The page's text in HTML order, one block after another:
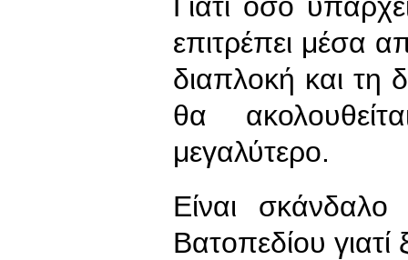
Γιατί όσο
επιτρέπει μέσα
διαπλοκή και τη
θα
μεγαλύτερο.
Είναι
Βατοπεδίου